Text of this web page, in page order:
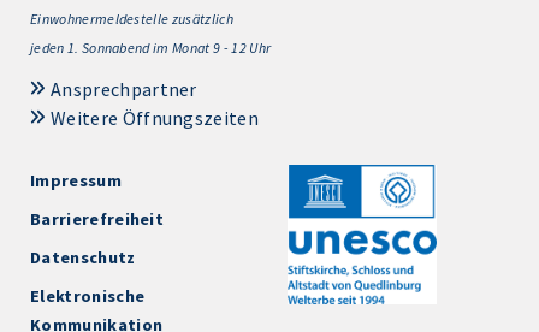
Einwohnermeldestelle zusätzlich
jeden 1. Sonnabend im Monat 9 - 12 Uhr
Ansprechpartner
Weitere Öffnungszeiten
Impressum
Barrierefreiheit
Datenschutz
Elektronische
Kommunikation